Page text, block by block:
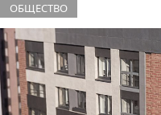
ОБЩЕСТВО